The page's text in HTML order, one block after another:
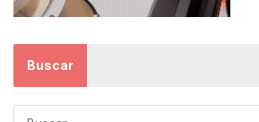
Buscar